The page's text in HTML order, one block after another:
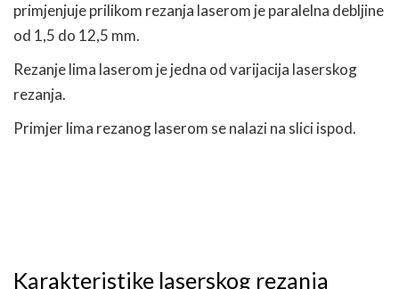
primjenjuje prilikom rezanja laserom je paralelna debljine
od 1,5 do 12,5 mm.
Rezanje lima laserom je jedna od varijacija laserskog
rezanja.
Primjer lima rezanog laserom se nalazi na slici ispod.
Karakteristike laserskog rezanja